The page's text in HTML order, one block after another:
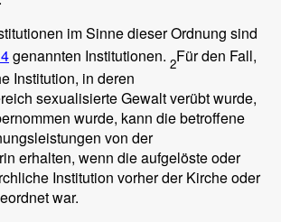
im Sinne dieser Ordnung sind
genannten Institutionen. 2Für den Fall,
Institution, in deren
sexualisierte Gewalt verübt wurde,
wurde, kann die betroffene
von der
erhalten, wenn die aufgelöste oder
Institution vorher der Kirche oder
war.